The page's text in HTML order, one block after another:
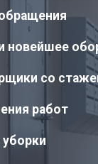
новейшее
со
работ
уборки